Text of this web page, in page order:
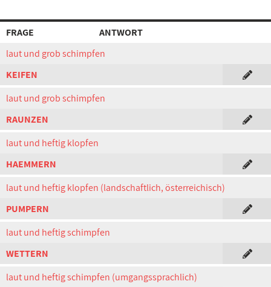
FRAGE
ANTWORT
laut und grob schimpfen
KEIFEN
laut und grob schimpfen
RAUNZEN
laut und heftig klopfen
HAEMMERN
laut und heftig klopfen (landschaftlich, österreichisch)
PUMPERN
laut und heftig schimpfen
WETTERN
laut und heftig schimpfen (umgangssprachlich)